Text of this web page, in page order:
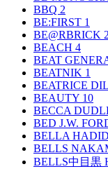
BBQ 2
BE:FIRST 1
BE@RBRICK
BEACH 4
BEAT
BEATNIK 1
BEATRICE
BEAUTY 10
BECCA
BED J.W.
BELLA HADID
BELLS
BELLS中目黒